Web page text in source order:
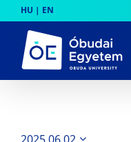
to
content
HU | EN
2025.06.02